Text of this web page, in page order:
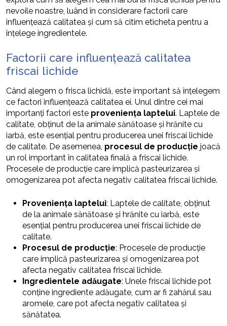
nevoile noastre, luând în considerare factorii care
influențează calitatea și cum să citim eticheta pentru a
înțelege ingredientele.
Factorii care influențează calitatea
friscai lichide
Când alegem o frisca lichidă, este important să înțelegem
ce factori influențează calitatea ei. Unul dintre cei mai
importanți factori este proveniența laptelui. Laptele de
calitate, obținut de la animale sănătoase și hrănite cu
iarbă, este esențial pentru producerea unei friscai lichide
de calitate. De asemenea, procesul de producție joacă
un rol important în calitatea finală a friscai lichide.
Procesele de producție care implică pasteurizarea și
omogenizarea pot afecta negativ calitatea friscai lichide.
Proveniența laptelui: Laptele de calitate, obținut
de la animale sănătoase și hrănite cu iarbă, este
esențial pentru producerea unei friscai lichide de
calitate.
Procesul de producție: Procesele de producție
care implică pasteurizarea și omogenizarea pot
afecta negativ calitatea friscai lichide.
Ingredientele adăugate: Unele friscai lichide pot
conține ingrediente adăugate, cum ar fi zahărul sau
aromele, care pot afecta negativ calitatea și
sănătatea.